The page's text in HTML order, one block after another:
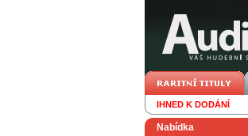
IHNED K DODÁNÍ
Nabídka